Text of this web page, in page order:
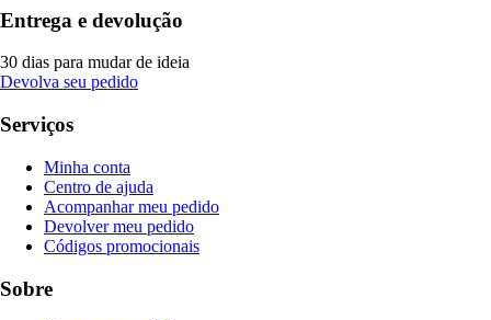
Entrega e devolução
30 dias para mudar de ideia
Devolva seu pedido
Serviços
Minha conta
Centro de ajuda
Acompanhar meu pedido
Devolver meu pedido
Códigos promocionais
Sobre